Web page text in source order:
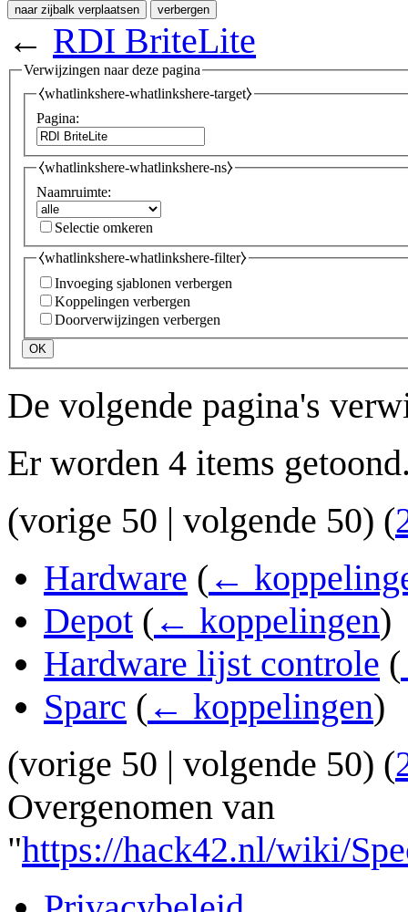
naar zijbalk verplaatsen verbergen
← RDI BriteLite
Verwijzingen naar deze pagina
⧼whatlinkshere-whatlinkshere-target⧽
Pagina:
⧼whatlinkshere-whatlinkshere-ns⧽
Naamruimte:
Selectie omkeren
⧼whatlinkshere-whatlinkshere-filter⧽
Invoeging sjablonen verbergen
Koppelingen verbergen
Doorverwijzingen verbergen
OK
De volgende pagina's
Er worden 4 items
(vorige 50 | volgende 50) (
Hardware ( ←
Depot ( ← koppelingen)
Hardware lijst controle (
Sparc ( ← koppelingen)
(vorige 50 | volgende 50) (
Overgenomen van
"https://hack42.nl/wiki/